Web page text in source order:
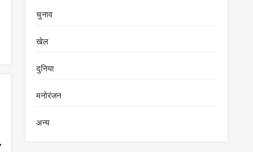
चुनाव
खेल
दुनिया
मनोरंजन
अन्य